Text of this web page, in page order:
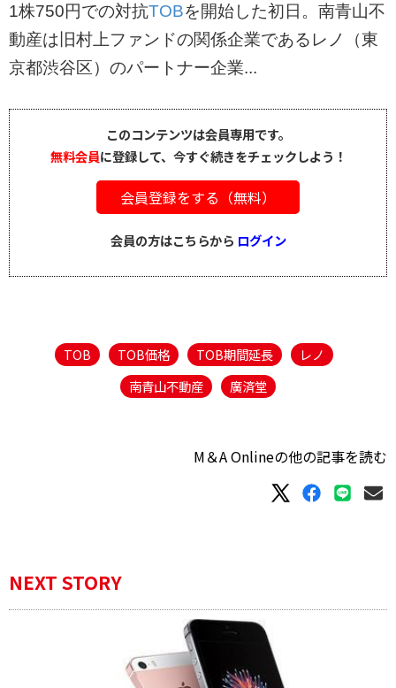
1株750円での対抗TOBを開始した初日。南青山不
動産は旧村上ファンドの関係企業であるレノ（東
京都渋谷区）のパートナー企業...
このコンテンツは会員専用です。
無料会員に登録して、今すぐ続きをチェックしよう！
会員登録をする（無料）
会員の方はこちらから ログイン
TOB TOB価格 TOB期間延長
レノ
南青山不動産
廣済堂
M＆A Onlineの他の記事を読む
NEXT STORY